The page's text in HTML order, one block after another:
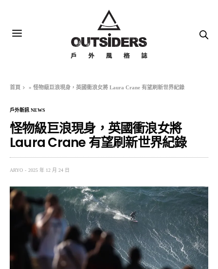
首頁 »怪物級巨浪現身，英國衝浪女將 Laura Crane 有望刷新世界紀錄
戶外新訊 NEWS
怪物級巨浪現身，英國衝浪女將
Laura Crane 有望刷新世界紀錄
ARYO 2025 年 12 月 24 日